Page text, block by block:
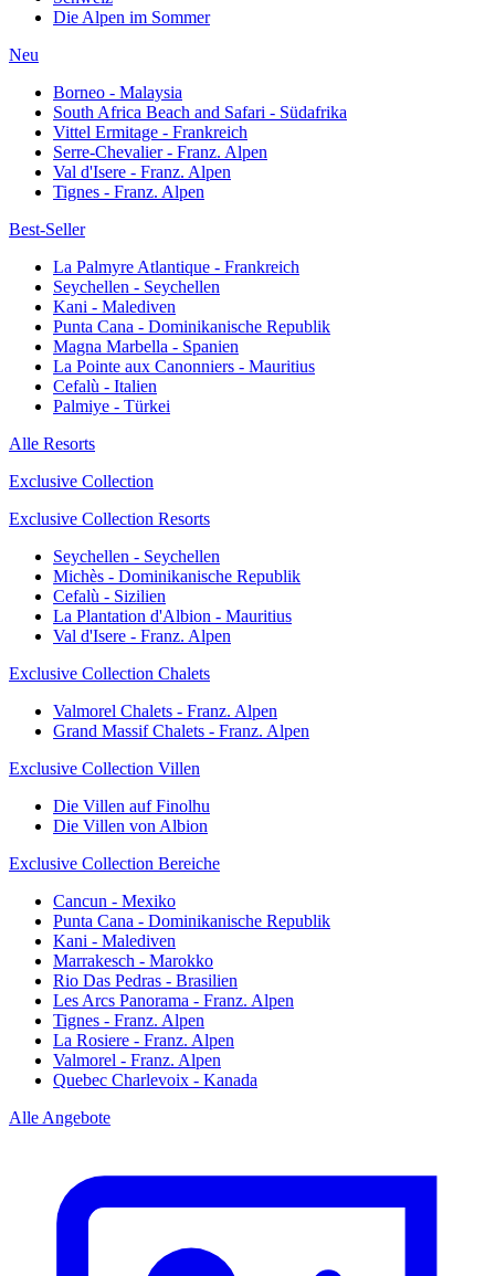
Die Alpen im Sommer
Neu
Borneo - Malaysia
South Africa Beach and Safari - Südafrika
Vittel Ermitage - Frankreich
Serre-Chevalier - Franz. Alpen
Val d'Isere - Franz. Alpen
Tignes - Franz. Alpen
Best-Seller
La Palmyre Atlantique - Frankreich
Seychellen - Seychellen
Kani - Malediven
Punta Cana - Dominikanische Republik
Magna Marbella - Spanien
La Pointe aux Canonniers - Mauritius
Cefalù - Italien
Palmiye - Türkei
Alle Resorts
Exclusive Collection
Exclusive Collection Resorts
Seychellen - Seychellen
Michès - Dominikanische Republik
Cefalù - Sizilien
La Plantation d'Albion - Mauritius
Val d'Isere - Franz. Alpen
Exclusive Collection Chalets
Valmorel Chalets - Franz. Alpen
Grand Massif Chalets - Franz. Alpen
Exclusive Collection Villen
Die Villen auf Finolhu
Die Villen von Albion
Exclusive Collection Bereiche
Cancun - Mexiko
Punta Cana - Dominikanische Republik
Kani - Malediven
Marrakesch - Marokko
Rio Das Pedras - Brasilien
Les Arcs Panorama - Franz. Alpen
Tignes - Franz. Alpen
La Rosiere - Franz. Alpen
Valmorel - Franz. Alpen
Quebec Charlevoix - Kanada
Alle Angebote